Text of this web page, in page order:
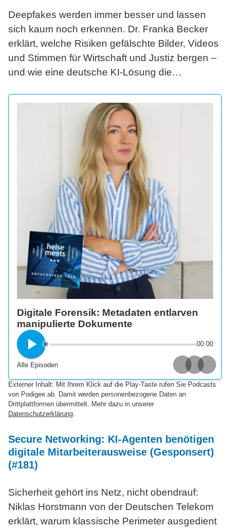
Deepfakes werden immer besser und lassen
sich kaum noch erkennen. Dr. Franka Becker
erklärt, welche Risiken gefälschte Bilder, Videos
und Stimmen für Wirtschaft und Justiz bergen –
und wie eine deutsche KI-Lösung die
Digitale Forensik: Metadaten entlarven
manipulierte Dokumente
00:00
Alle Episoden
Apple PodcastsSpotify Deezer
Externer Inhalt: Mit Ihrem Klick auf die Play-Taste rufen Sie Podcasts
von Podigee ab. Damit werden personenbezogene Daten an
Drittplattformen übermittelt. Mehr dazu in unserer
Datenschutzerklärung
Secure Networking: KI-Agenten benötigen
digitale Mitarbeiterausweise (Gesponsert)
(#181)
Sicherheit gehört ins Netz, nicht obendrauf:
Niklas Horstmann von der Deutschen Telekom
erklärt, warum klassische Perimeter ausgedient